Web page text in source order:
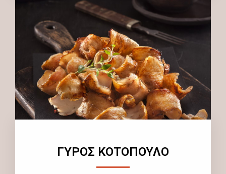
ΓΥΡΟΣ ΚΟΤΟΠΟΥΛΟ